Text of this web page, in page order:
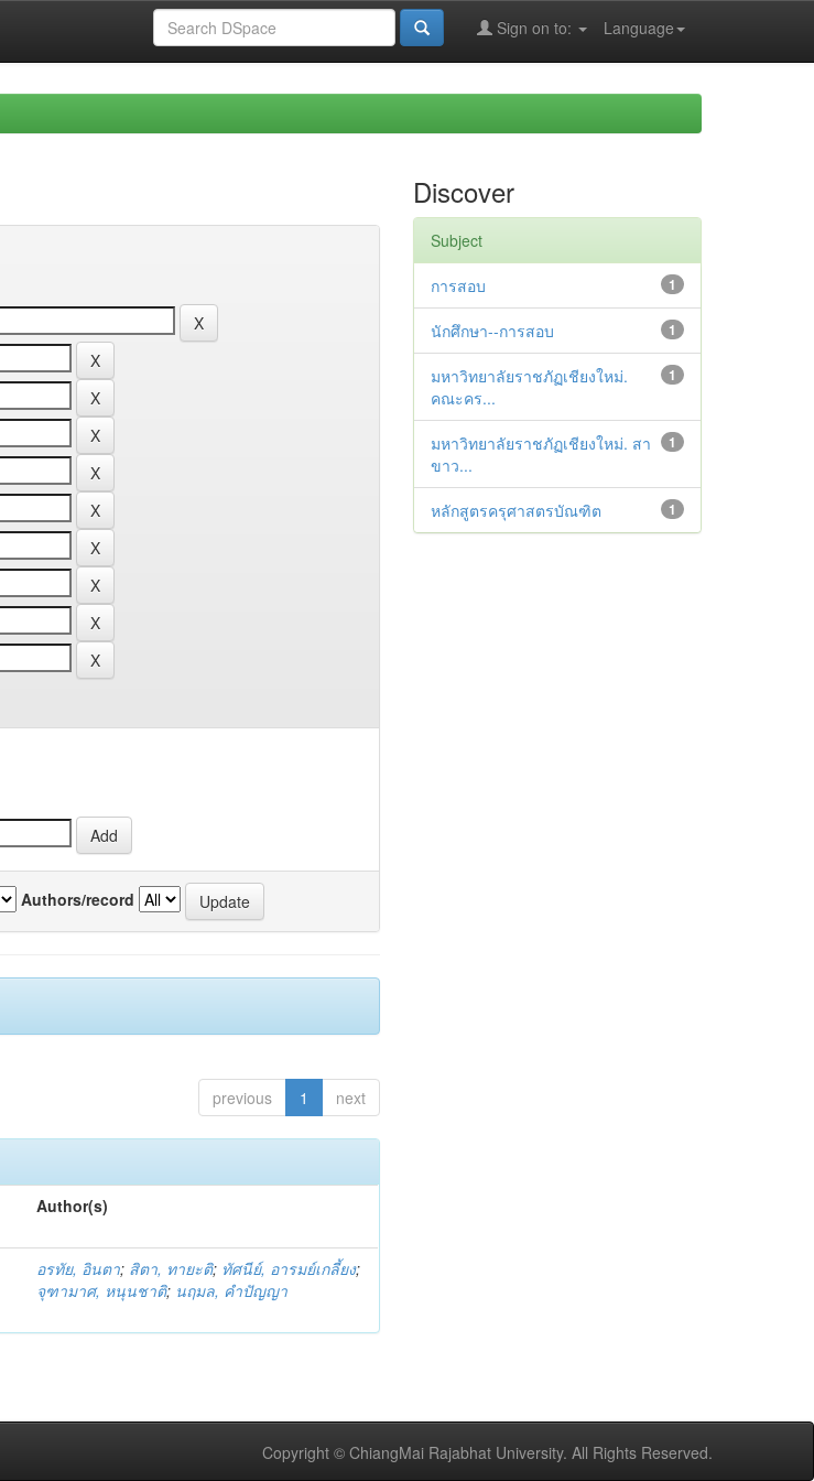
Language
Sign on to:
Authors/record
previous 1 next
Author(s)
อรทัย, อินตา; สิตา, ทายะติ; ทัศนีย์, อารมย์เกลี้ยง;
จุฑามาศ, หนุนชาติ; นฤมล, คำปัญญา
Discover
Subject
1
การสอบ
1
นักศึกษา--การสอบ
1
มหาวิทยาลัยราชภัฏเชียงใหม่.
คณะคร...
1
มหาวิทยาลัยราชภัฏเชียงใหม่. สา
ขาว...
1
หลักสูตรครุศาสตรบัณฑิต
Copyright © ChiangMai Rajabhat University. All Rights Reserved.